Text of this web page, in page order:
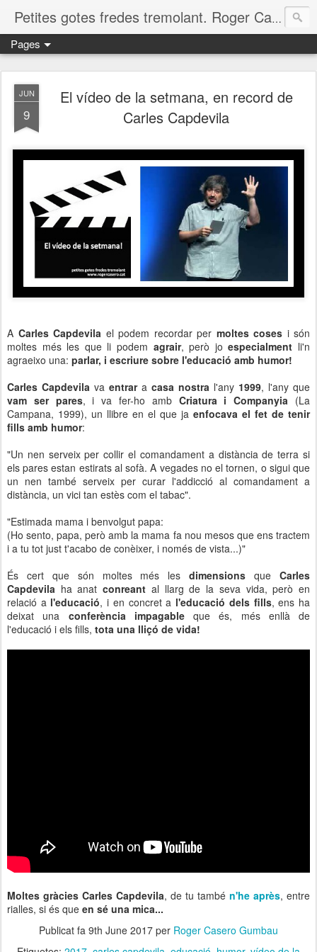
Petites gotes fredes tremolant. Roger Casero Gumbau. Girona
Pages
JUN
9
El vídeo de la setmana, en record de
Carles Capdevila
A Carles Capdevila el podem recordar per moltes coses i són
moltes més les que li podem agrair, però joespecialment li'n
agraeixo una: parlar, i escriure sobre l'educació amb humor!
Carles Capdevila va entrara casa nostra l'any 1999, l'any que
vam ser pares, i va fer-ho amb Criatura i Companyia (La
Campana, 1999), un llibre en el que ja enfocava el fet de tenir
fills amb humor:
"Un nen serveix per collir el comandament a distància de terra si
els pares estan estirats al sofà. A vegades no el tornen, o sigui que
un nen també serveix per curar l'addicció al comandament a
distància, un vici tan estès com el tabac".
"Estimada mama i benvolgut papa:
(Ho sento, papa, però amb la mama fa nou mesos que ens tractem
i a tu tot just t'acabo de conèixer, i només de vista...)"
És cert que són moltes més lesdimensionsqueCarles
Capdevila ha anatconreant al llarg de la seva vida, però en
relació a l'educació, i en concret a l'educació dels fills, ens ha
deixat una conferència impagableque és, més enllà de
l'educació i els fills, tota una lliçó de vida!
Moltes gràcies Carles Capdevila, de tu també n'he après, entre
rialles, si és que en sé una mica...
Publicat fa 9th June 2017 per Roger Casero Gumbau